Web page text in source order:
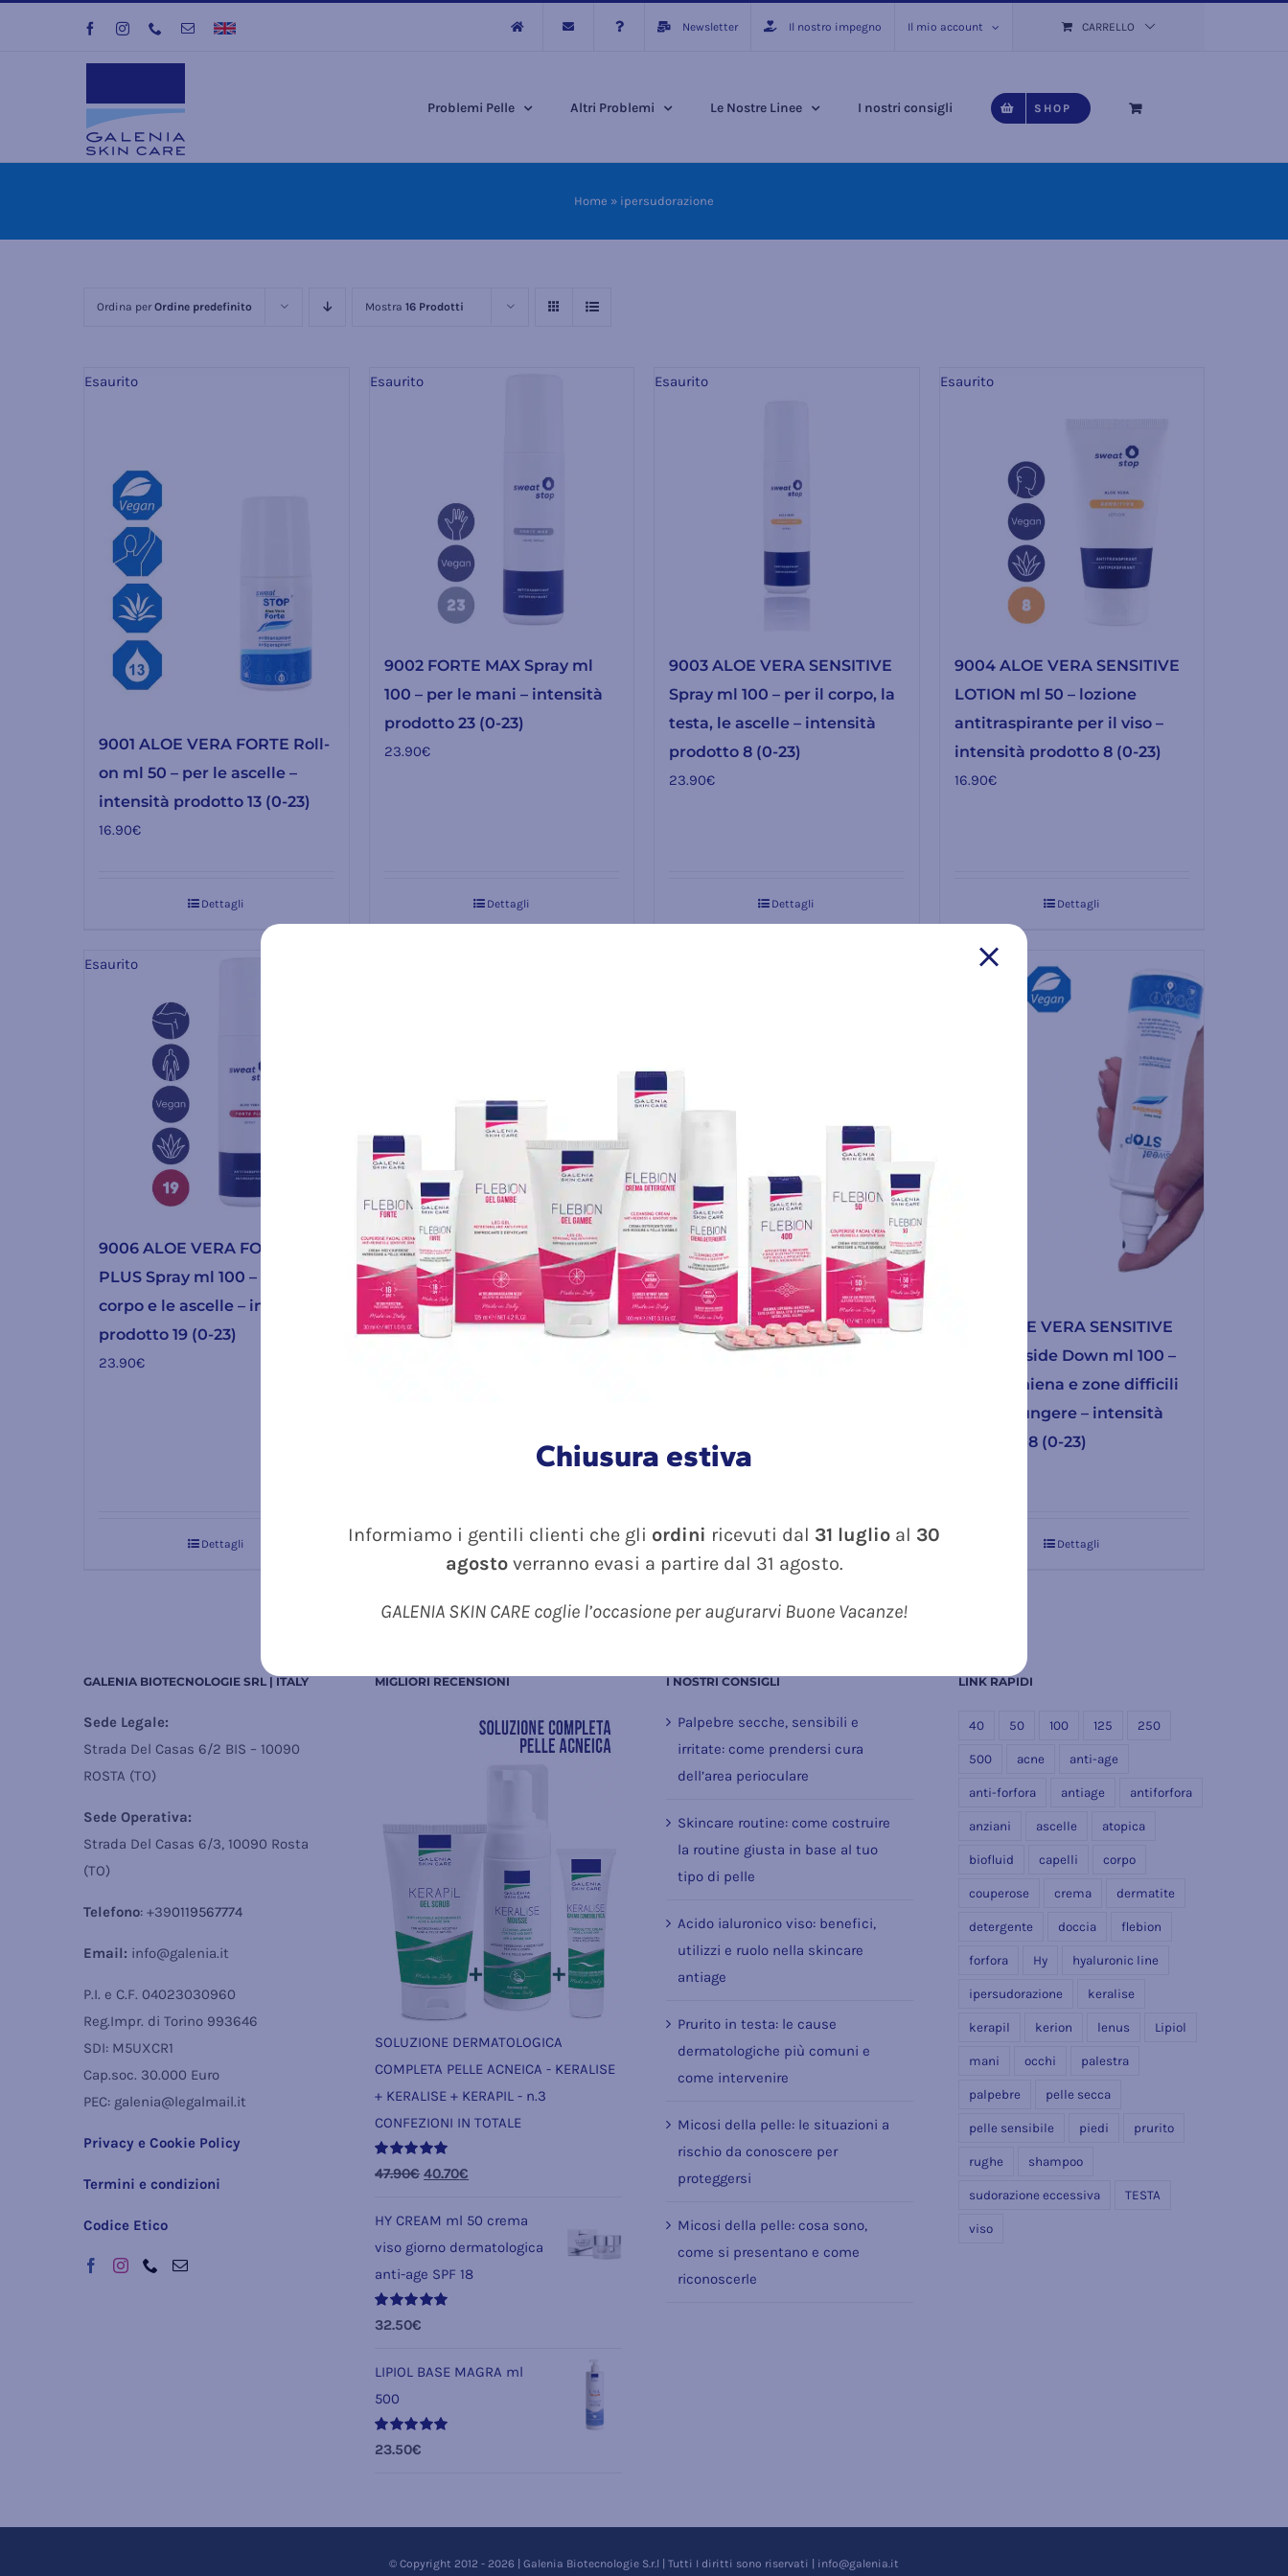
FacebookInstagramPhoneEmailVisit
Newsletter Il nostro impegno Il mio account CARRELLO
Problemi Pelle Altri Problemi Le Nostre Linee I nostri consigli SHOP
Home » ipersudorazione
Ordina perOrdine predefinito Mostra 16 Prodotti
Esaurito
9001 ALOE VERA FORTE Roll-
on ml 50 – per le ascelle –
intensità prodotto 13 (0-23)
16.90€
Dettagli
Esaurito
9002 FORTE MAX Spray ml
100 – per le mani – intensità
prodotto 23 (0-23)
23.90€
Dettagli
Esaurito
9003 ALOE VERA SENSITIVE
Spray ml 100 – per il corpo, la
testa, le ascelle – intensità
prodotto 8 (0-23)
23.90€
Dettagli
Esaurito
9004 ALOE VERA SENSITIVE
LOTION ml 50 – lozione
antitraspirante per il viso –
intensità prodotto 8 (0-23)
16.90€
Dettagli
Esaurito
9006 ALOE VERA FORTE
PLUS Spray ml 100 – per il
corpo e le ascelle – intensità
prodotto 19 (0-23)
23.90€
Dettagli
9009 ALOE VERA FORTE
Spray ml 100 – per il corpo, la
testa, le ascelle – intensità
prodotto 13 (0-23)
Dettagli
9012 FORTE MAX Spray
Upside Down ml 100 – per i
€
Dettagli
Esaurito
9013 ALOE VERA SENSITIVE
Spray Upside Down ml 100 –
per la schiena e zone difficili
da raggiungere – intensità
prodotto 8 (0-23)
Dettagli
GALENIA BIOTECNOLOGIE SRL | ITALY
Sede Legale:
Strada Del Casas 6/2 BIS – 10090
ROSTA (TO)
Sede Operativa:
Strada Del Casas 6/3, 10090 Rosta
(TO)
Telefono: +390119567774
Email: info@galenia.it
P.I. e C.F. 04023030960
Reg.Impr. di Torino 993646
SDI: M5UXCR1
Cap.soc. 30.000 Euro
PEC: galenia@legalmail.it
Privacy e Cookie Policy
Termini e condizioni
Codice Etico
MIGLIORI RECENSIONI
SOLUZIONE DERMATOLOGICA
COMPLETA PELLE ACNEICA - KERALISE
+ KERALISE + KERAPIL - n.3
CONFEZIONI IN TOTALE
Valutato
47.90€ Il
originale
era:
47.90€.
40.70€
attuale
è:
40.70€.
HY CREAM ml 50 crema
viso giorno dermatologica
anti-age SPF 18
Valutato
32.50€
LIPIOL BASE MAGRA ml
500
Valutato
23.50€
I NOSTRI CONSIGLI
Palpebre secche, sensibili e
irritate: come prendersi cura
dell’area perioculare
Skincare routine: come costruire
la routine giusta in base al tuo
tipo di pelle
Acido ialuronico viso: benefici,
utilizzi e ruolo nella skincare
antiage
Prurito in testa: le cause
dermatologiche più comuni e
come intervenire
Micosi della pelle: le situazioni a
rischio da conoscere per
proteggersi
Micosi della pelle: cosa sono,
come si presentano e come
riconoscerle
LINK RAPIDI
40 50 100 125 250
500 acne anti-age
anti-forfora antiage antiforfora
anziani ascelle atopica
biofluid capelli corpo
couperose crema dermatite
detergente doccia flebion
forfora Hy hyaluronic line
ipersudorazione keralise
kerapil kerion lenus Lipiol
mani occhi palestra
palpebre pelle secca
pelle sensibile piedi prurito
rughe shampoo
sudorazione eccessiva TESTA
viso
© Copyright 2012 - 2026 | Galenia Biotecnologie S.r.l | Tutti I diritti sono riservati | info@galenia.it
Chiusura estiva
Informiamo i gentili clienti che gli ordini ricevuti dal 31 luglio al 30
agosto verranno evasi a partire dal 31 agosto.
GALENIA SKIN CARE coglie l’occasione per augurarvi Buone Vacanze!